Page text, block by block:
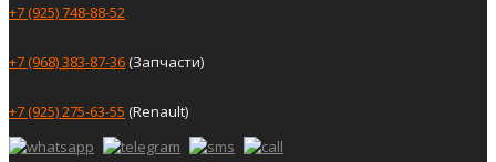
+7 (925) 748-88-52
+7 (968) 383-87-36(Запчасти)
+7 (925) 275-63-55 (Renault)